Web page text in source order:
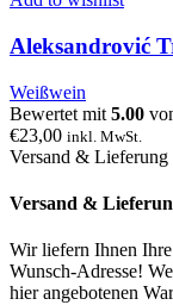
Aleksandrović
Weißwein
Bewertet mit 5.00
€23,00 inkl. MwSt.
Versand & Lieferung
Versand &
Wir liefern Ihnen
Wunsch-Adresse!
hier angebotenen